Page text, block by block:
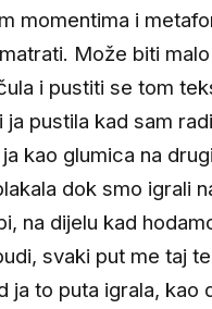
momentima i
Može biti
i pustiti se tom
ja pustila kad sam
kao glumica na
dok smo igrali
na dijelu kad
svaki put me taj
ja to puta igrala, kao